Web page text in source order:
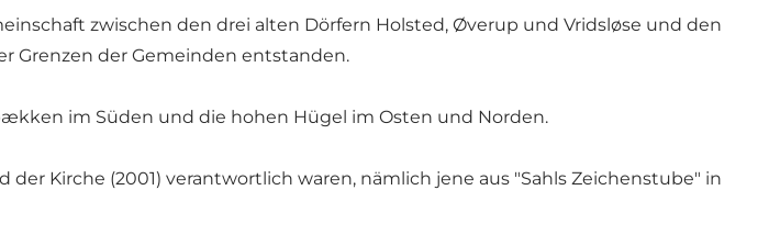
zwischen den drei alten Dörfern Holsted, Øverup und Vridsløse und den
Grenzen der Gemeinden entstanden.
im Süden und die hohen Hügel im Osten und Norden.
Kirche (2001) verantwortlich waren, nämlich jene aus "Sahls Zeichenstube" in